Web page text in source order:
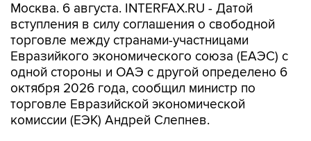
Москва. 6 августа. INTERFAX.RU - Датой
вступления в силу соглашения о свободной
торговле между странами-участницами
Евразийкого экономического союза (ЕАЭС) с
одной стороны и ОАЭ с другой определено 6
октября 2026 года, сообщил министр по
торговле Евразийской экономической
комиссии (ЕЭК) Андрей Слепнев.